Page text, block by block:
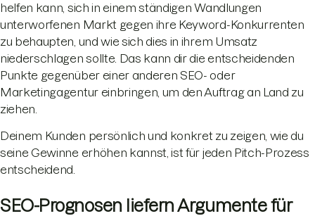
helfen kann, sich in einem ständigen Wandlungen
unterworfenen Markt gegen ihre Keyword-Konkurrenten
zu behaupten, und wie sich dies in ihrem Umsatz
niederschlagen sollte. Das kann dir die entscheidenden
Punkte gegenüber einer anderen SEO- oder
Marketingagentur einbringen, um den Auftrag an Land zu
ziehen.
Deinem Kunden persönlich und konkret zu zeigen, wie du
seine Gewinne erhöhen kannst, ist für jeden Pitch-Prozess
entscheidend.
SEO-Prognosen liefern Argumente für